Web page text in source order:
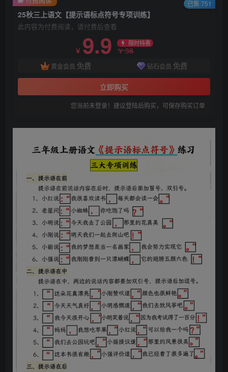
25秋三上语文【提示语标点符号专项训练】
此内容为付费阅读，请付费后查看
￥ 9.9 限时特惠
￥38
黄金会员 免费 钻石会员 免费
立即购买
您当前未登录！建议登陆后购买，可保存购买订单
已售 751